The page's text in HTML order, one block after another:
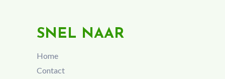
SNEL NAAR
Home
Contact